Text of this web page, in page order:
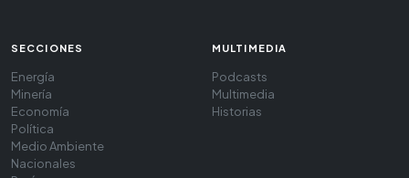
SECCIONES
Energía
Minería
Economía
Política
Medio Ambiente
Nacionales
MULTIMEDIA
Podcasts
Multimedia
Historias